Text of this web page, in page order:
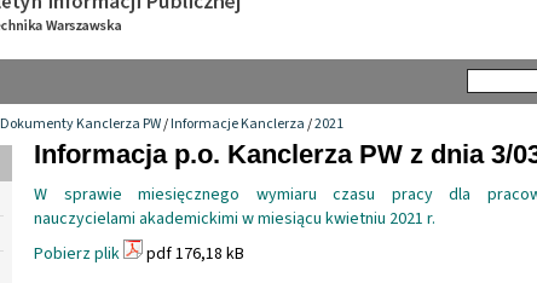
Dokumenty Kanclerza PW/Informacje Kanclerza/2021
Informacja p.o. Kanclerza PW z dnia 3/
W sprawie miesięcznego wymiaru czasu pracy dla
nauczycielami akademickimi w miesiącu kwietniu 2021 r.
Pobierz plik
pdf 176,18 kB